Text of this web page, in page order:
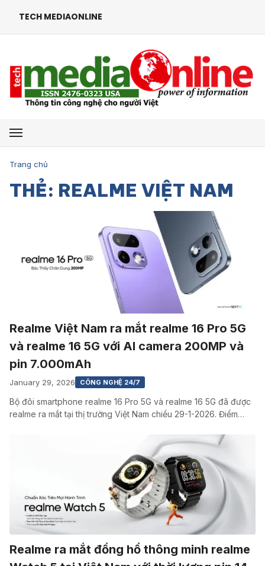
TECH MEDIAONLINE
Mở menu
Trang chủ
THẺ: REALME VIỆT NAM
Realme Việt Nam ra mắt realme 16 Pro 5G
và realme 16 5G với AI camera 200MP và
pin 7.000mAh
January 29, 2026 CÔNG NGHỆ 24/7
Bộ đôi smartphone realme 16 Pro 5G và realme 16 5G đã được
realme ra mắt tại thị trường Việt Nam chiều 29-1-2026. Điểm…
Realme ra mắt đồng hồ thông minh realme